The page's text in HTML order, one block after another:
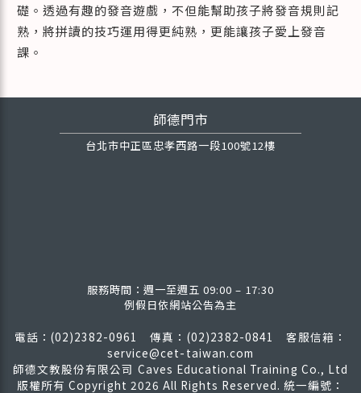
礎。透過有趣的發音遊戲，不但能幫助孩子將發音規則記
熟，將拼讀的技巧運用得更純熟，更能讓孩子愛上發音
課。
師德門市
台北市中正區忠孝西路一段100號12樓
服務時間：週一至週五 09:00 – 17:30
例假日依網站公告為主
電話：(02)2382-0961 傳真：(02)2382-0841客服信箱：
service@cet-taiwan.com
師德文教股份有限公司 Caves Educational Training Co., Ltd
版權所有 Copyright 2026 All Rights Reserved. 統一編號：